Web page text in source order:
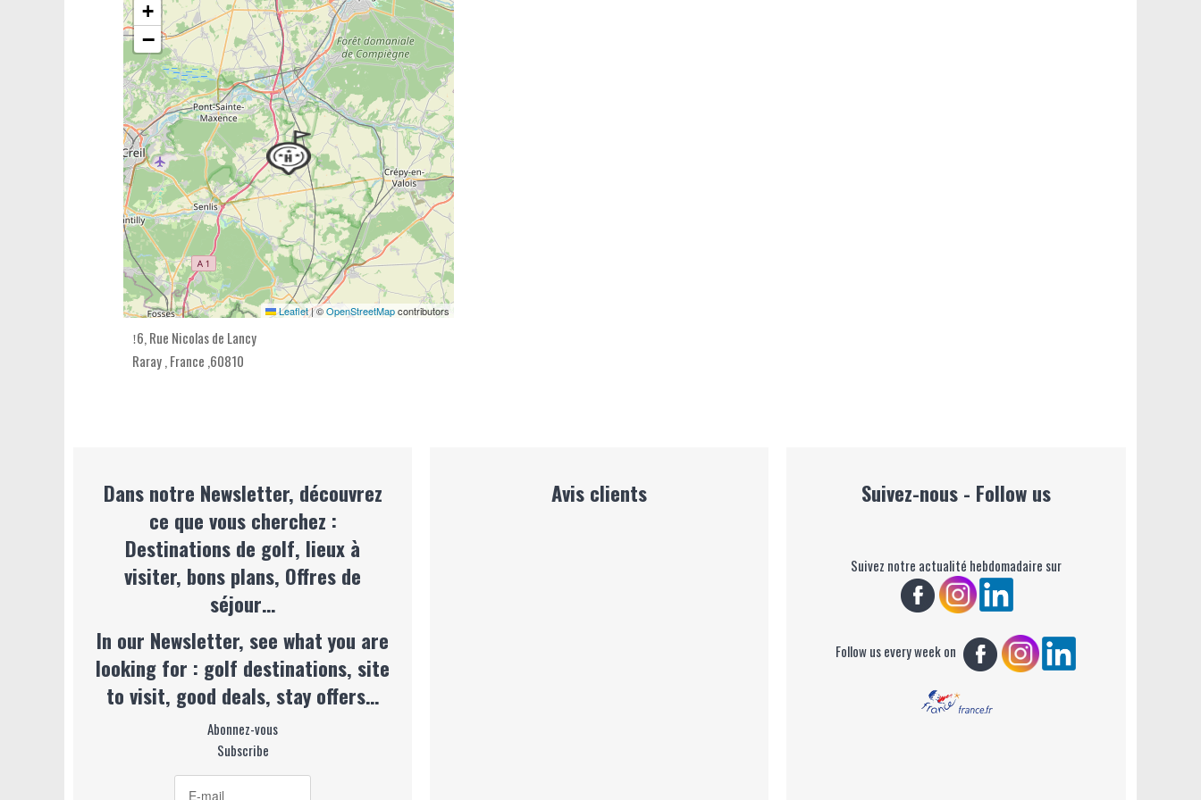
+
−
Leaflet|©OpenStreetMapcontributors
6, Rue Nicolas de Lancy
Raray , France ,60810
Dans notre Newsletter, découvrez
ce que vous cherchez :
Destinations de golf, lieux à
visiter, bons plans, Offres de
séjour…
In our Newsletter, see what you are
looking for : golf destinations, site
to visit, good deals, stay offers…
Abonnez-vous
Subscribe
Avis clients Suivez-nous - Follow us
Suivez notre actualité hebdomadaire sur
Follow us every week on